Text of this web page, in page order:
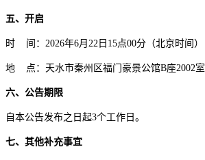
五、开启
时 间： 2026年6月 22 日 15点00分（北京时间）
地 点：天水市秦州区福门豪景公馆B座2002室
六、公告期限
自本公告发布之日起3个工作日。
七、其他补充事宜